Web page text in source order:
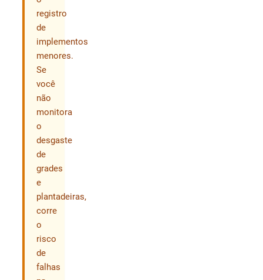
registro
de
implementos
menores.
Se
você
não
monitora
o
desgaste
de
grades
e
plantadeiras,
corre
o
risco
de
falhas